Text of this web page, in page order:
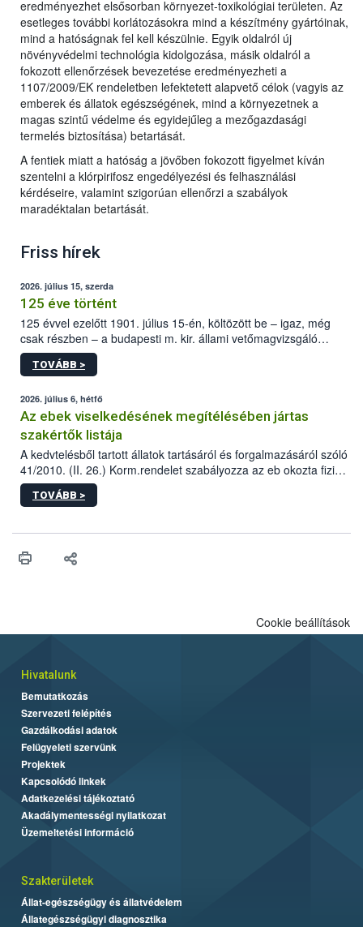
eredményezhet elsősorban környezet-toxikológiai területen. Az
esetleges további korlátozásokra mind a készítmény gyártóinak,
mind a hatóságnak fel kell készülnie. Egyik oldalról új
növényvédelmi technológia kidolgozása, másik oldalról a
fokozott ellenőrzések bevezetése eredményezheti a
1107/2009/EK rendeletben lefektetett alapvető célok (vagyis az
emberek és állatok egészségének, mind a környezetnek a
magas szintű védelme és egyidejűleg a mezőgazdasági
termelés biztosítása) betartását.
A fentiek miatt a hatóság a jövőben fokozott figyelmet kíván
szentelni a klórpirifosz engedélyezési és felhasználási
kérdéseire, valamint szigorúan ellenőrzi a szabályok
maradéktalan betartását.
Friss hírek
2026. július 15, szerda
125 éve történt
125 évvel ezelőtt 1901. július 15-én, költözött be – igaz, még
csak részben – a budapesti m. kir. állami vetőmagvizsgáló
állomás a Kis Rókus utca 15. szám alatti, Czigler Győző által
tervezett új épületébe.
TOVÁBB >
2026. július 6, hétfő
Az ebek viselkedésének megítélésében jártas
szakértők listája
A kedvtelésből tartott állatok tartásáról és forgalmazásáról szóló
41/2010. (II. 26.) Korm.rendelet szabályozza az eb okozta fizikai
sérülés, illetve ennek veszélye keletkezésekor felmerülő
hatósági feladatokat, valamint a veszélyes eb tartását és annak
vonni az ebek viselkedésének megítélésében jártas szakértőt.
TOVÁBB >
Cookie beállítások
Hivatalunk
Bemutatkozás
Szervezeti felépítés
Gazdálkodási adatok
Felügyeleti szervünk
Projektek
Kapcsolódó linkek
Adatkezelési tájékoztató
Akadálymentességi nyilatkozat
Üzemeltetési információ
Szakterületek
Állat-egészségügy és állatvédelem
Állategészségügyi diagnosztika